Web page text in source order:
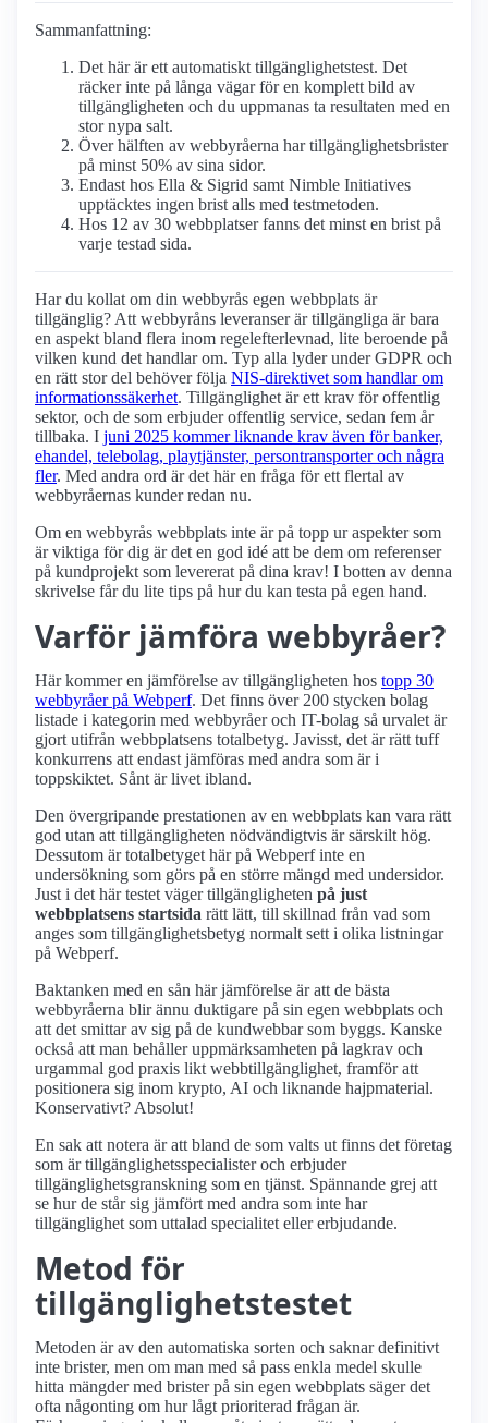
Sammanfattning:
Det här är ett automatiskt tillgänglighetstest. Det
räcker inte på långa vägar för en komplett bild av
tillgängligheten och du uppmanas ta resultaten med en
stor nypa salt.
Över hälften av webbyråerna har tillgänglighetsbrister
på minst 50% av sina sidor.
Endast hos Ella & Sigrid samt Nimble Initiatives
upptäcktes ingen brist alls med testmetoden.
Hos 12 av 30 webbplatser fanns det minst en brist på
varje testad sida.
Har du kollat om din webbyrås egen webbplats är
tillgänglig? Att webbyråns leveranser är tillgängliga är bara
en aspekt bland flera inom regelefterlevnad, lite beroende på
vilken kund det handlar om. Typ alla lyder under GDPR och
en rätt stor del behöver följa NIS-direktivet som handlar om
informationssäkerhet. Tillgänglighet är ett krav för offentlig
sektor, och de som erbjuder offentlig service, sedan fem år
tillbaka. I juni 2025 kommer liknande krav även för banker,
ehandel, telebolag, playtjänster, persontransporter och några
fler. Med andra ord är det här en fråga för ett flertal av
webbyråernas kunder redan nu.
Om en webbyrås webbplats inte är på topp ur aspekter som
är viktiga för dig är det en god idé att be dem om referenser
på kundprojekt som levererat på dina krav! I botten av denna
skrivelse får du lite tips på hur du kan testa på egen hand.
Varför jämföra webbyråer?
Här kommer en jämförelse av tillgängligheten hos topp 30
webbyråer på Webperf. Det finns över 200 stycken bolag
listade i kategorin med webbyråer och IT-bolag så urvalet är
gjort utifrån webbplatsens totalbetyg. Javisst, det är rätt tuff
konkurrens att endast jämföras med andra som är i
toppskiktet. Sånt är livet ibland.
Den övergripande prestationen av en webbplats kan vara rätt
god utan att tillgängligheten nödvändigtvis är särskilt hög.
Dessutom är totalbetyget här på Webperf inte en
undersökning som görs på en större mängd med undersidor.
Just i det här testet väger tillgängligheten på just
webbplatsens startsida rätt lätt, till skillnad från vad som
anges som tillgänglighetsbetyg normalt sett i olika listningar
på Webperf.
Baktanken med en sån här jämförelse är att de bästa
webbyråerna blir ännu duktigare på sin egen webbplats och
att det smittar av sig på de kundwebbar som byggs. Kanske
också att man behåller uppmärksamheten på lagkrav och
urgammal god praxis likt webbtillgänglighet, framför att
positionera sig inom krypto, AI och liknande hajpmaterial.
Konservativt? Absolut!
En sak att notera är att bland de som valts ut finns det företag
som är tillgänglighetsspecialister och erbjuder
tillgänglighetsgranskning som en tjänst. Spännande grej att
se hur de står sig jämfört med andra som inte har
tillgänglighet som uttalad specialitet eller erbjudande.
Metod för
tillgänglighetstestet
Metoden är av den automatiska sorten och saknar definitivt
inte brister, men om man med så pass enkla medel skulle
hitta mängder med brister på sin egen webbplats säger det
ofta någonting om hur lågt prioriterad frågan är.